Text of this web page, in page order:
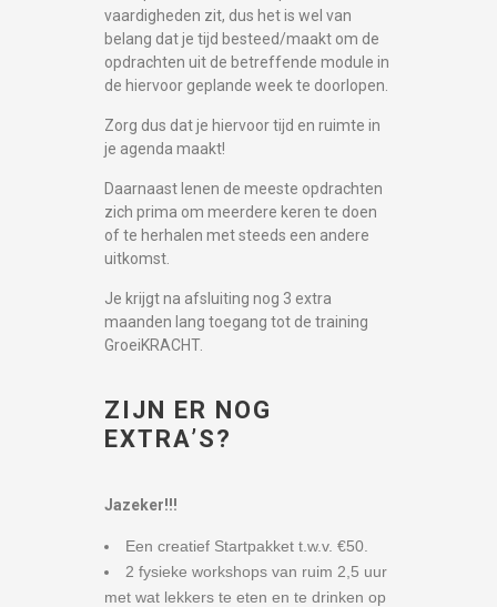
vaardigheden zit, dus het is wel van
belang dat je tijd besteed/maakt om de
opdrachten uit de betreffende module in
de hiervoor geplande week te doorlopen.
Zorg dus dat je hiervoor tijd en ruimte in
je agenda maakt!
Daarnaast lenen de meeste opdrachten
zich prima om meerdere keren te doen
of te herhalen met steeds een andere
uitkomst.
Je krijgt na afsluiting nog 3 extra
maanden lang toegang tot de training
GroeiKRACHT.
ZIJN ER NOG
EXTRA’S?
Jazeker!!!
Een creatief Startpakket t.w.v. €50.
2 fysieke workshops van ruim 2,5 uur
met wat lekkers te eten en te drinken op